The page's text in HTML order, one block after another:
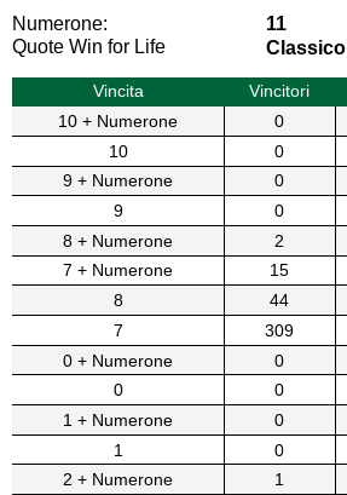
Numerone:
11
Quote Win for Life
Classico
Vincita Vincitori
10 + Numerone
0
10
0
9 + Numerone
0
9
0
8 + Numerone
2
7 + Numerone
15
8
44
7
309
0 + Numerone
0
0
0
1 + Numerone
0
1
0
2 + Numerone
1